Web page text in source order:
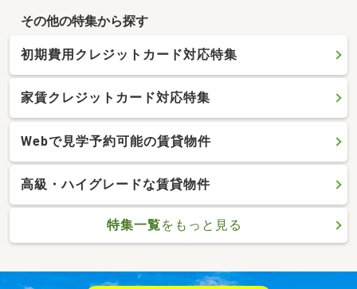
その他の特集から探す
初期費用クレジットカード対応特集
家賃クレジットカード対応特集
Webで見学予約可能の賃貸物件
高級・ハイグレードな賃貸物件
特集一覧をもっと見る